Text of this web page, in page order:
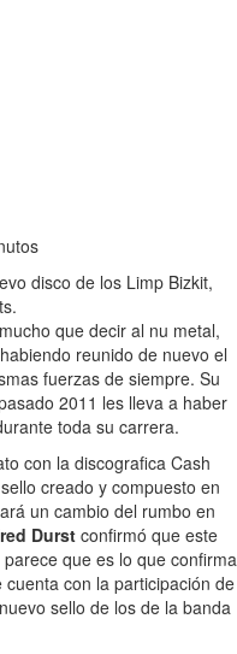
disco de los Limp Bizkit,
que decir al nu metal,
reunido de nuevo el
fuerzas de siempre. Su
2011 les lleva a haber
toda su carrera.
con la discografica Cash
creado y compuesto en
un cambio del rumbo en
Durst confirmó que este
que es lo que confirma
cuenta con la participación de
sello de los de la banda